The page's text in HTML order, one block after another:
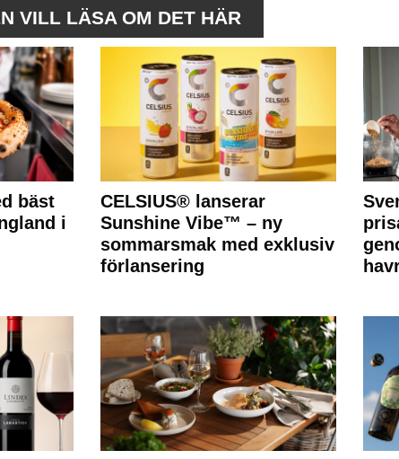
VILL LÄSA OM DET HÄR
bäst
i
CELSIUS® lanserar
Sunshine Vibe™ – ny
sommarsmak med exklusiv
förlansering